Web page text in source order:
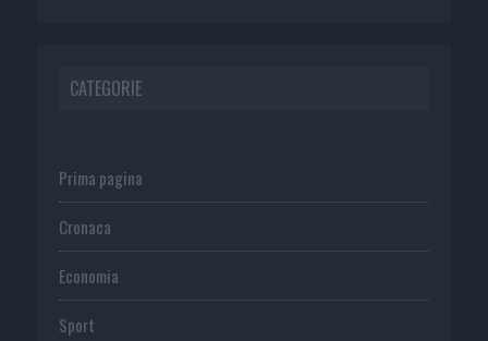
CATEGORIE
Prima pagina
Cronaca
Economia
Sport